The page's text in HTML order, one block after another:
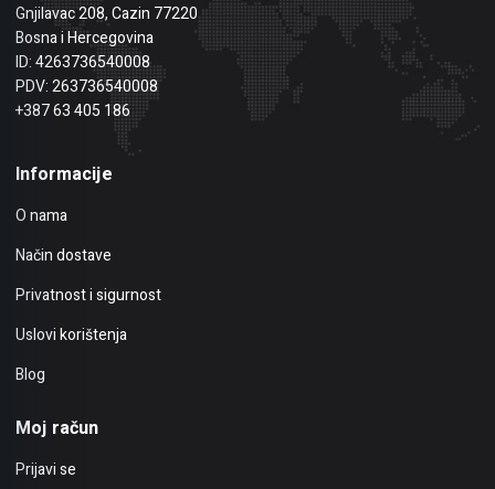
Gnjilavac 208, Cazin 77220
Bosna i Hercegovina
ID: 4263736540008
PDV: 263736540008
+387 63 405 186
Informacije
O nama
Način dostave
Privatnost i sigurnost
Uslovi korištenja
Blog
Moj račun
Prijavi se